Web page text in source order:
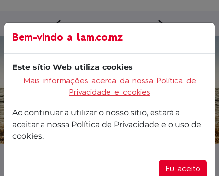
Bem-vindo a lam.co.mz
Este sítio Web utiliza cookies
Mais informações acerca da nossa Política de
Privacidade e cookies
Ao continuar a utilizar o nosso sítio, estará a
aceitar a nossa Política de Privacidade e o uso de
cookies.
Eu aceito